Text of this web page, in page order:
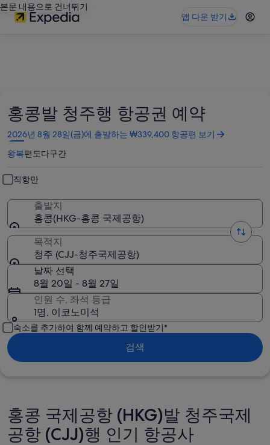
본문 내용으로 건너뛰기
앱 다운 받기
홍콩발 청주행 항공권 예약
2026년 8월 28일(금)에 출발하는 ₩339,400 항공편 보기
새
창
에
열
림
왕복편도다구간
직항만
출발지
홍콩(HKG-홍콩 국제공항)
목적지
청주 (CJJ-청주국제공항)
날짜 선택
8월 20일 - 8월 27일
인원 수, 좌석 등급
1명, 이코노미석
숙소를 추가하여 함께 예약하고 할인받기*
검색
홍콩 국제공항 (HKG)발 청주국제
공항 (CJJ)행 인기 항공사